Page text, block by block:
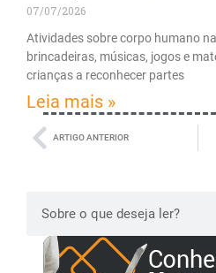
07/07/2026
Atividades sobre corpo humano
brincadeiras, músicas, jogos e
crianças a reconhecer partes
Leia mais »
ARTIGO ANTERIOR